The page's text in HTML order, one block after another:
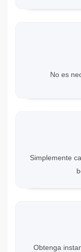
No es
Simplemente
Obtenga